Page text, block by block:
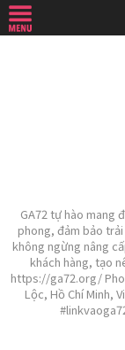
GA72 tự hào mang
phong, đảm bảo
không ngừng nâng
khách hàng, tạo
https://ga72.org/
Lộc, Hồ Chí Minh,